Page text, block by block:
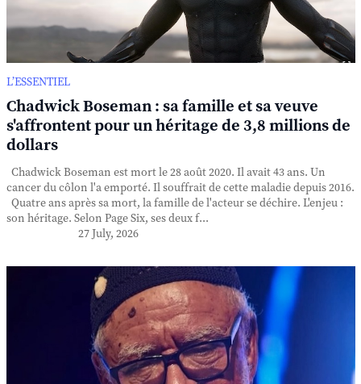
L’ESSENTIEL
Chadwick Boseman : sa famille et sa veuve
s'affrontent pour un héritage de 3,8 millions de
dollars
Chadwick Boseman est mort le 28 août 2020. Il avait 43 ans. Un
cancer du côlon l'a emporté. Il souffrait de cette maladie depuis 2016.
Quatre ans après sa mort, la famille de l'acteur se déchire. L'enjeu :
son héritage. Selon Page Six, ses deux f...
27 July, 2026